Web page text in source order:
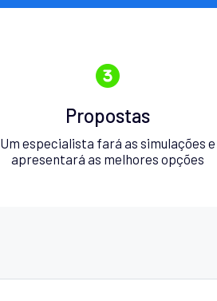
Propostas
Um especialista fará as simulações e
apresentará as melhores opções